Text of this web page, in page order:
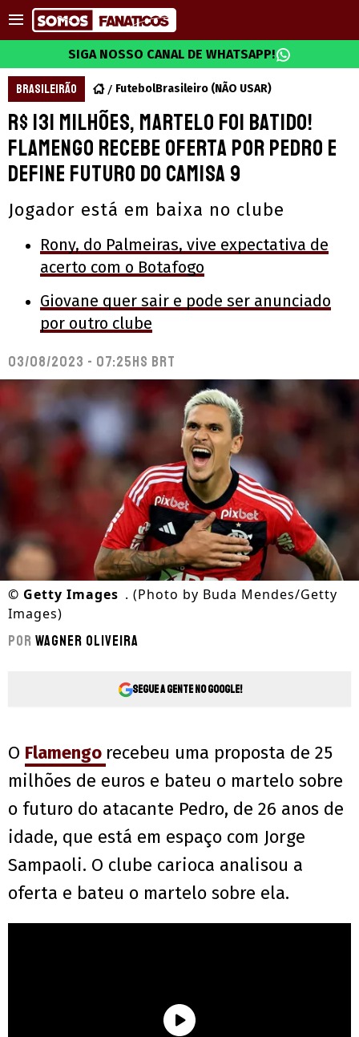
SIGA NOSSO CANAL DE WHATSAPP!
BRASILEIRÃO FutebolBrasileiro (NÃO USAR)
R$ 131 milhões, martelo foi batido!
Flamengo recebe oferta por Pedro e
define futuro do camisa 9
Jogador está em baixa no clube
Rony, do Palmeiras, vive expectativa de
acerto com o Botafogo
Giovane quer sair e pode ser anunciado
por outro clube
03/08/2023 - 07:25hs BRT
© Getty Images . (Photo by Buda Mendes/Getty
Images)
Por Wagner Oliveira
Segue a gente no Google!
O Flamengo recebeu uma proposta de 25
milhões de euros e bateu o martelo sobre
o futuro do atacante Pedro, de 26 anos de
idade, que está em espaço com Jorge
Sampaoli. O clube carioca analisou a
oferta e bateu o martelo sobre ela.